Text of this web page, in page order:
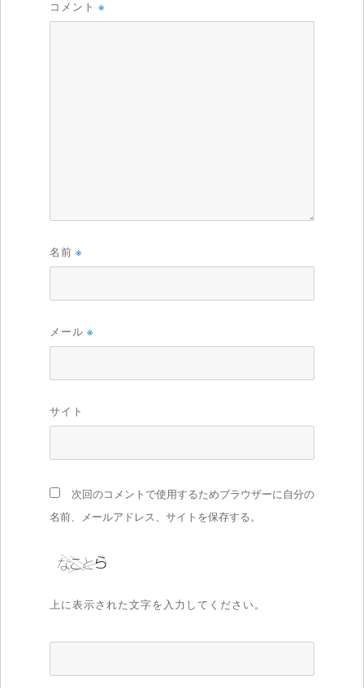
コメント ※
名前 ※
メール ※
サイト
次回のコメントで使用するためブラウザーに自分の
名前、メールアドレス、サイトを保存する。
上に表示された文字を入力してください。